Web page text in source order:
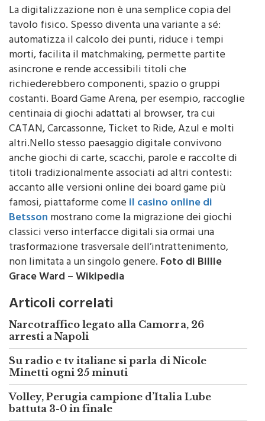
La digitalizzazione non è una semplice copia del
tavolo fisico. Spesso diventa una variante a sé:
automatizza il calcolo dei punti, riduce i tempi
morti, facilita il matchmaking, permette partite
asincrone e rende accessibili titoli che
richiederebbero componenti, spazio o gruppi
costanti. Board Game Arena, per esempio, raccoglie
centinaia di giochi adattati al browser, tra cui
CATAN, Carcassonne, Ticket to Ride, Azul e molti
altri.Nello stesso paesaggio digitale convivono
anche giochi di carte, scacchi, parole e raccolte di
titoli tradizionalmente associati ad altri contesti:
accanto alle versioni online dei board game più
famosi, piattaforme comeil casino online di
Betssonmostrano come la migrazione dei giochi
classici verso interfacce digitali sia ormai una
trasformazione trasversale dell’intrattenimento,
non limitata a un singolo genere.Foto di Billie
Grace Ward – Wikipedia
Articoli correlati
Narcotraffico legato alla Camorra, 26
arresti a Napoli
Su radio e tv italiane si parla di Nicole
Minetti ogni 25 minuti
Volley, Perugia campione d’Italia Lube
battuta 3-0 in finale